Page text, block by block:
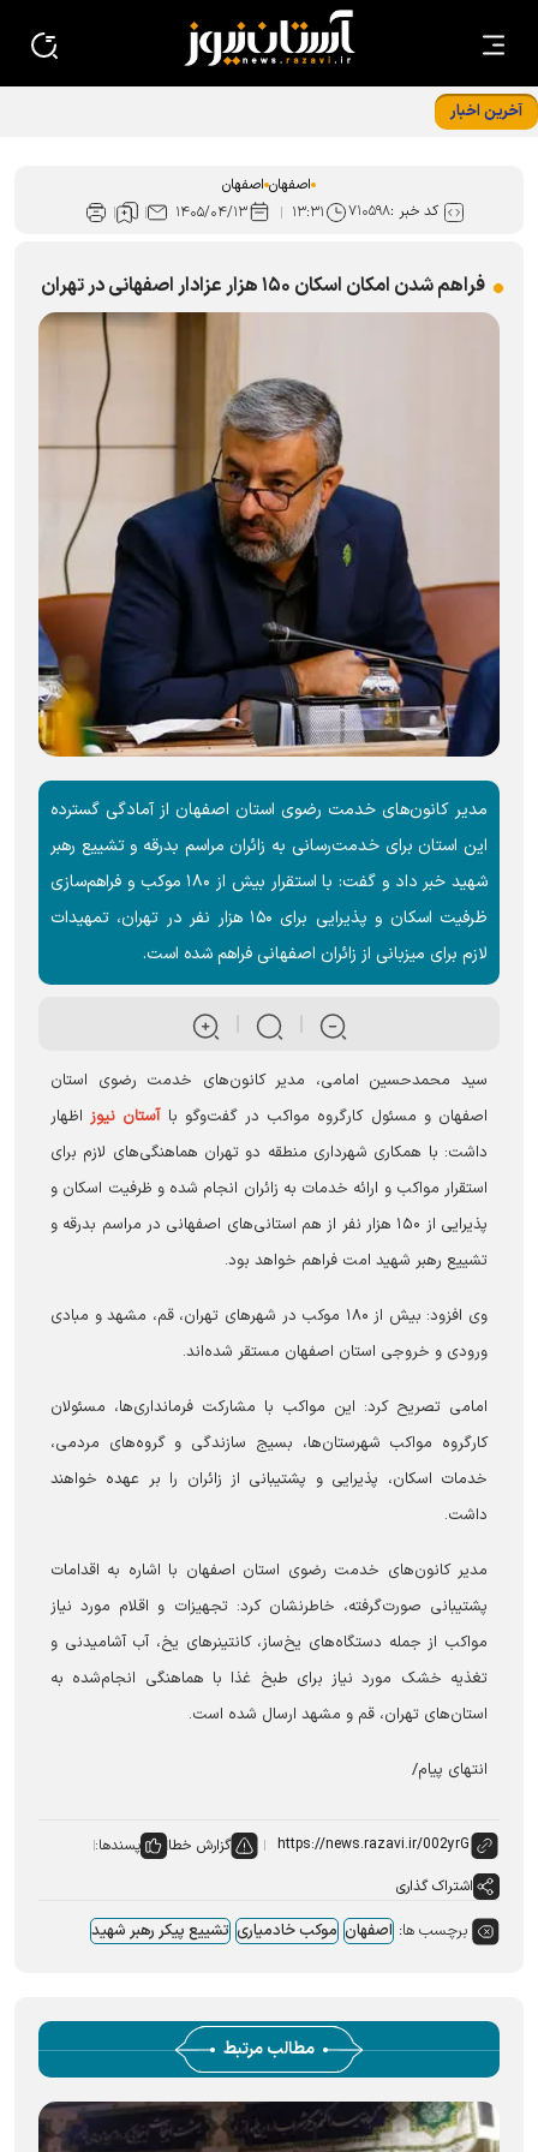
آخرین اخبار
اصفهان اصفهان
کد خبر :۷۱۰۵۹۸ ۱۳:۳۱ ۱۴۰۵/۰۴/۱۳
فراهم شدن امکان اسکان ۱۵۰ هزار عزادار اصفهانی در تهران
مدیر کانون‌های خدمت رضوی استان اصفهان از آمادگی گسترده
این استان برای خدمت‌رسانی به زائران مراسم بدرقه و تشییع رهبر
شهید خبر داد و گفت: با استقرار بیش از ۱۸۰ موکب و فراهم‌سازی
ظرفیت اسکان و پذیرایی برای ۱۵۰ هزار نفر در تهران، تمهیدات
لازم برای میزبانی از زائران اصفهانی فراهم شده است.
سید محمدحسین امامی، مدیر کانون‌های خدمت رضوی استان
اصفهان و مسئول کارگروه مواکب در گفت‌و‌گو با آستان نیوز اظهار
داشت: با همکاری شهرداری منطقه دو تهران هماهنگی‌های لازم برای
استقرار مواکب و ارائه خدمات به زائران انجام شده و ظرفیت اسکان و
پذیرایی از ۱۵۰ هزار نفر از هم استانی‌های اصفهانی در مراسم بدرقه و
تشییع رهبر شهید امت فراهم خواهد بود.
وی افزود: بیش از ۱۸۰ موکب در شهر‌های تهران، قم، مشهد و مبادی
ورودی و خروجی استان اصفهان مستقر شده‌اند.
امامی تصریح کرد: این مواکب با مشارکت فرمانداری‌ها، مسئولان
کارگروه مواکب شهرستان‌ها، بسیج سازندگی و گروه‌های مردمی،
خدمات اسکان، پذیرایی و پشتیبانی از زائران را بر عهده خواهند
داشت.
مدیر کانون‌های خدمت رضوی استان اصفهان با اشاره به اقدامات
پشتیبانی صورت‌گرفته، خاطرنشان کرد: تجهیزات و اقلام مورد نیاز
مواکب از جمله دستگاه‌های یخ‌ساز، کانتینر‌های یخ، آب آشامیدنی و
تغذیه خشک مورد نیاز برای طبخ غذا با هماهنگی انجام‌شده به
استان‌های تهران، قم و مشهد ارسال شده است.
انتهای پیام/
گزارش خطا
پسندها:
اشتراک گذاری
برچسب ها: اصفهان موکب خادمیاری تشییع پیکر رهبر شهید
مطالب مرتبط